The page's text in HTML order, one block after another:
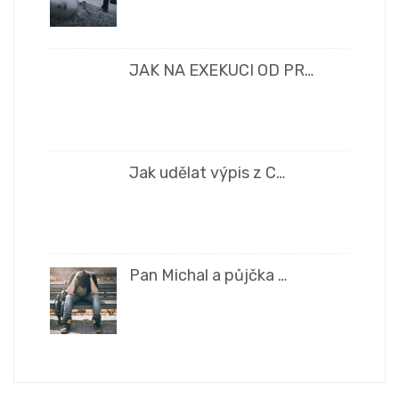
JAK NA EXEKUCI OD PR…
Jak udělat výpis z C…
Pan Michal a půjčka …